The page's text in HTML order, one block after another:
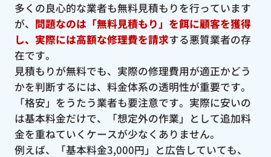
多くの良心的な業者も無料見積もりを行っています
が、 問題なのは「無料見積もり」を餌に顧客を獲得
し、実際には高額な修理費を請求する悪質業者の存
在です。
見積もりが無料でも、実際の修理費用が適正かどう
かを判断するには、料金体系の透明性が重要です。
「格安」をうたう業者も要注意です。実際に安いの
は基本料金だけで、「想定外の作業」として追加料
金を重ねていくケースが少なくありません。
例えば、「基本料金3,000円」と広告していても、